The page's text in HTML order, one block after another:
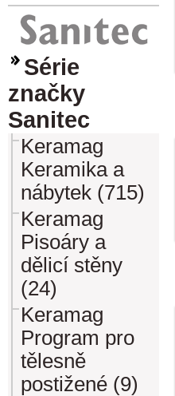
Série
značky
Sanitec
Keramag
Keramika a
nábytek (715)
Keramag
Pisoáry a
dělicí stěny
(24)
Keramag
Program pro
tělesně
postižené (9)